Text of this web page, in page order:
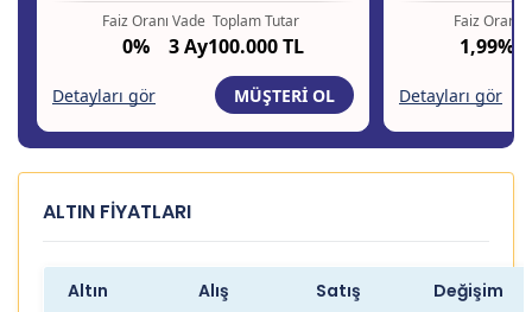
ALTIN FİYATLARI
Altın Alış Satış Değişim